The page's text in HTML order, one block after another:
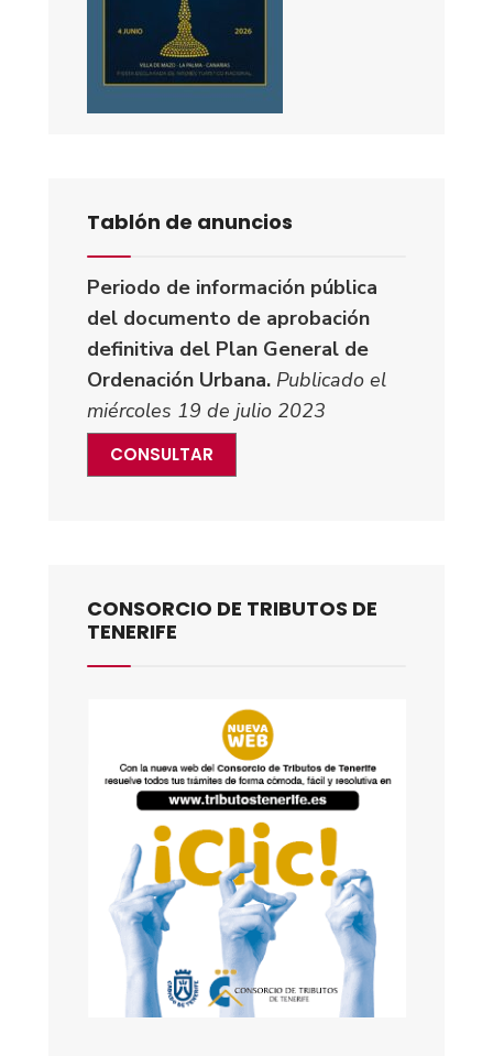
Tablón de anuncios
Periodo de información pública
del documento de aprobación
definitiva del Plan General de
Ordenación Urbana. Publicado el
miércoles 19 de julio 2023
CONSULTAR
CONSORCIO DE TRIBUTOS DE
TENERIFE